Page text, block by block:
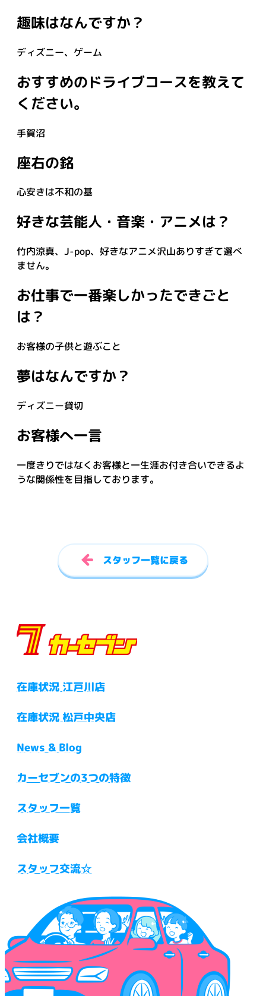
趣味はなんですか？
ディズニー、ゲーム
おすすめのドライブコースを教えて
ください。
手賀沼
座右の銘
心安きは不和の基
好きな芸能人・音楽・アニメは？
竹内涼真、J-pop、好きなアニメ沢山ありすぎて選べ
ません。
お仕事で一番楽しかったできごと
は？
お客様の子供と遊ぶこと
夢はなんですか？
ディズニー貸切
お客様へ一言
一度きりではなくお客様と一生涯お付き合いできるよ
うな関係性を目指しております。
スタッフ一覧に戻る
在庫状況 江戸川店
在庫状況 松戸中央店
News & Blog
カーセブンの3つの特徴
スタッフ一覧
会社概要
スタッフ交流☆